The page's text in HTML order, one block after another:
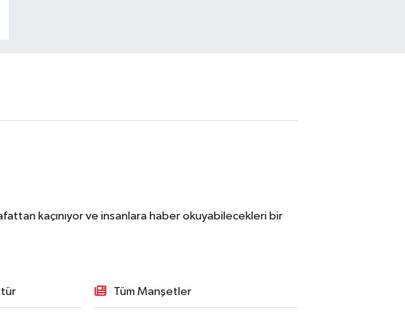
kaçınıyor ve insanlara haber okuyabilecekleri bir
Tüm Manşetler